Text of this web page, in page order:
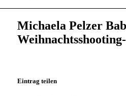
Michaela Pelzer
Eintrag teilen